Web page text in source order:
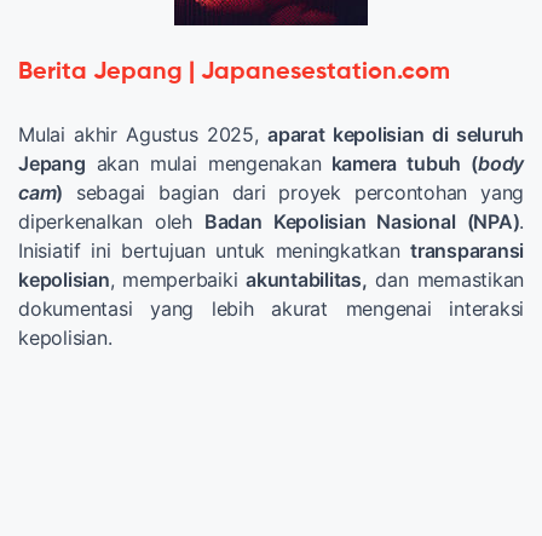
Berita Jepang | Japanesestation.com
Mulai akhir Agustus 2025,aparat kepolisian di seluruh
Jepang akan mulai mengenakankamera tubuh (body
cam) sebagai bagian dari proyek percontohan yang
diperkenalkan oleh Badan Kepolisian Nasional (NPA).
Inisiatif ini bertujuan untuk meningkatkan transparansi
kepolisian, memperbaikiakuntabilitas, dan memastikan
dokumentasi yang lebih akurat mengenai interaksi
kepolisian.